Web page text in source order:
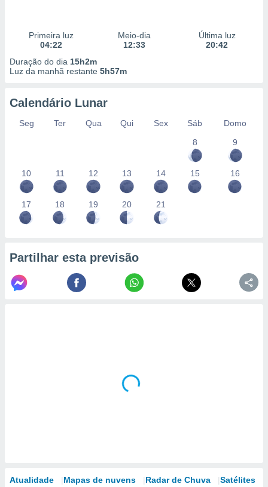
Primeira luz
04:22
Meio-dia
12:33
Última luz
20:42
Duração do dia 15h2m
Luz da manhã restante 5h57m
Calendário Lunar
Seg Ter Qua Qui Sex Sáb
Domo
8
9
10 11 12 13 14 15 16
17 18 19 20 21
Partilhar esta previsão
Atualidade Mapas de nuvens Radar de Chuva Satélites